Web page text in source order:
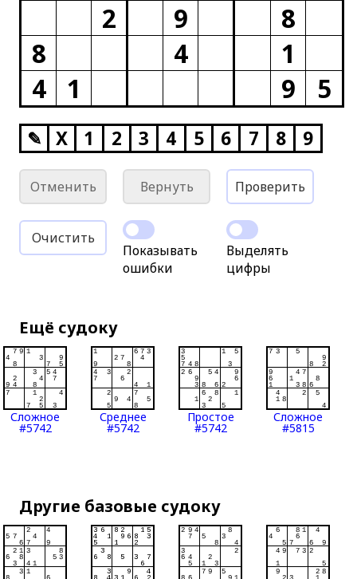
2
9
8
8
4
1
4
1 9 5
✎ X 1 2 3 4 5 6 7 8 9
Отменить Вернуть Проверить
Очистить
Показывать
ошибки
Выделять
цифры
Ещё судоку
Сложное
#5742
Среднее
#5742
Простое
#5742
Сложное
#5815
Другие базовые судоку